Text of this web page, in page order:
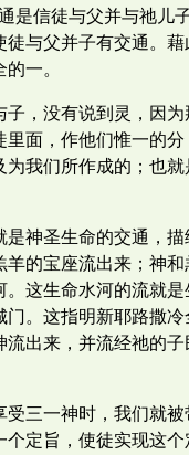
是信徒与父并与祂儿
徒与父并子有交通。
一。
子，没有说到灵，因
面，作他们惟一的
为我们所作成的；也
是神圣生命的交通，
羊的宝座流出来；神
。这生命水河的流就
门。这指明新耶路撒
流出来，并流经祂的
受三一神时，我们就
个定旨，使徒实现这